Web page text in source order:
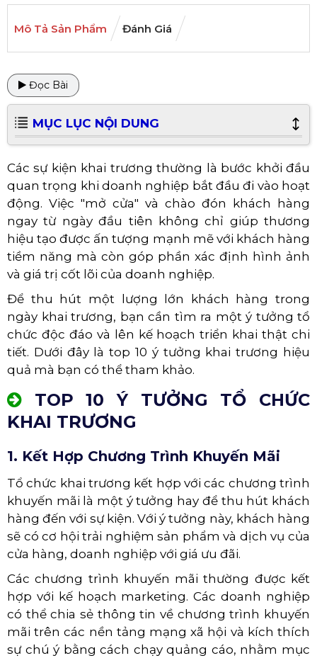
Mô Tả Sản Phẩm Đánh Giá
Đọc Bài
MỤC LỤC NỘI DUNG
Các sự kiện khai trương thường là bước khởi đầu
quan trọng khi doanh nghiệp bắt đầu đi vào hoạt
động. Việc "mở cửa" và chào đón khách hàng
ngay từ ngày đầu tiên không chỉ giúp thương
hiệu tạo được ấn tượng mạnh mẽ với khách hàng
tiềm năng mà còn góp phần xác định hình ảnh
và giá trị cốt lõi của doanh nghiệp.
Để thu hút một lượng lớn khách hàng trong
ngày khai trương, bạn cần tìm ra một ý tưởng tổ
chức độc đáo và lên kế hoạch triển khai thật chi
tiết. Dưới đây là top 10 ý tưởng khai trương hiệu
quả mà bạn có thể tham khảo.
TOP 10 Ý TƯỞNG TỔ CHỨC
KHAI TRƯƠNG
1. Kết Hợp Chương Trình Khuyến Mãi
Tổ chức khai trương kết hợp với các chương trình
khuyến mãi là một ý tưởng hay để thu hút khách
hàng đến với sự kiện. Với ý tưởng này, khách hàng
sẽ có cơ hội trải nghiệm sản phẩm và dịch vụ của
cửa hàng, doanh nghiệp với giá ưu đãi.
Các chương trình khuyến mãi thường được kết
hợp với kế hoạch marketing. Các doanh nghiệp
có thể chia sẻ thông tin về chương trình khuyến
mãi trên các nền tảng mạng xã hội và kích thích
sự chú ý bằng cách chạy quảng cáo, nhằm mục